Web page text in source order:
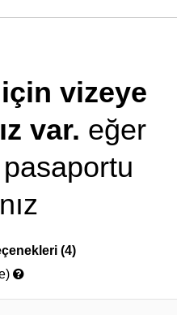
vizeye
var. eğer
(4)